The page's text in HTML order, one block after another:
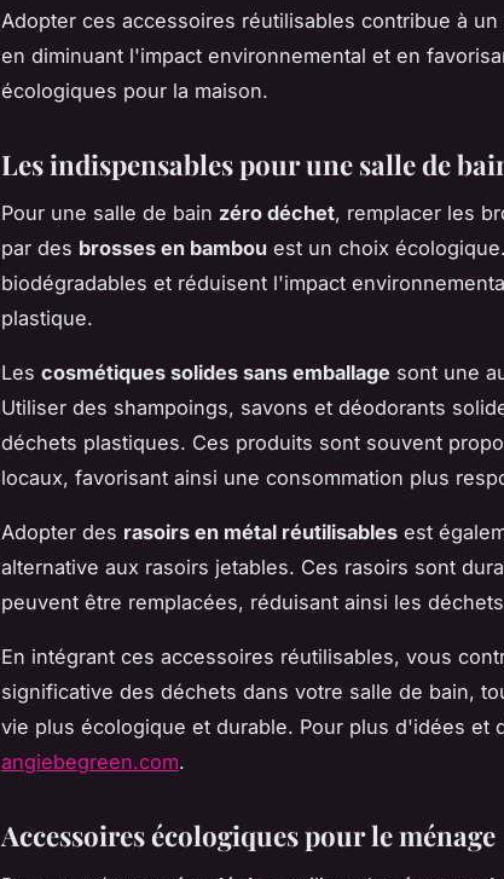
Adopter ces accessoires réutilisables contribue à
en diminuant l'impact environnemental et en
écologiques pour la maison.
Les indispensables pour une salle de
Pour une salle de bain zéro déchet, remplacer les
par des brosses en bambou est un choix
biodégradables et réduisent l'impact
plastique.
Les cosmétiques solides sans emballage sont une
Utiliser des shampoings, savons et déodorants
déchets plastiques. Ces produits sont souvent
locaux, favorisant ainsi une consommation plus
Adopter des rasoirs en métal réutilisables est
alternative aux rasoirs jetables. Ces rasoirs sont
peuvent être remplacées, réduisant ainsi les
En intégrant ces accessoires réutilisables, vous
significative des déchets dans votre salle de bain,
vie plus écologique et durable. Pour plus d'idées et
angiebegreen.com.
Accessoires écologiques pour le ménage